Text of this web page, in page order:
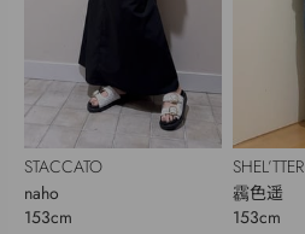
STACCATO
naho
153cm
SHEL’TTER
靏色遥
153cm